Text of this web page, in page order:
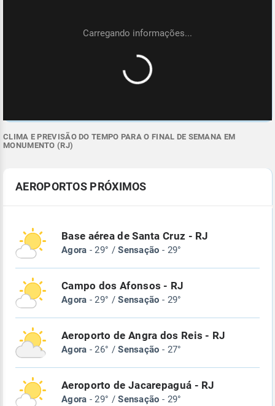
CLIMA E PREVISÃO DO TEMPO PARA O FINAL DE SEMANA EM
MONUMENTO (RJ)
AEROPORTOS PRÓXIMOS
Base aérea de Santa Cruz - RJ
Agora - 29° /Sensação - 29°
Campo dos Afonsos - RJ
Agora - 29° /Sensação - 29°
Aeroporto de Angra dos Reis - RJ
Agora - 26° /Sensação - 27°
Aeroporto de Jacarepaguá - RJ
Agora - 29° /Sensação - 29°